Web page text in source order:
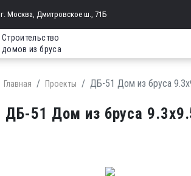
г. Москва, Дмитровское ш., 71Б
Строительство
домов из бруса
Главная Проекты ДБ-51 Дом из бруса
ДБ-51 Дом из бруса